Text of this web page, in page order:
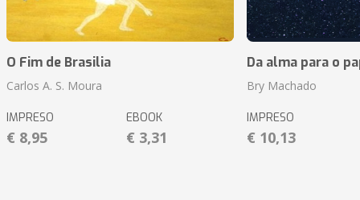
O Fim de Brasilia
Carlos A. S. Moura
IMPRESO
€ 8,95
EBOOK
€ 3,31
Da alma para o
Bry Machado
IMPRESO
€ 10,13